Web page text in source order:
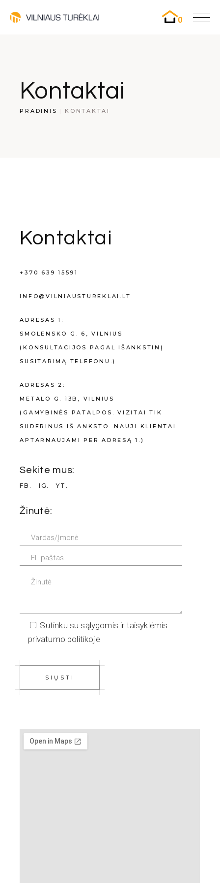
0
Kontaktai
PRADINIS KONTAKTAI
Kontaktai
+370 639 15591
INFO@VILNIAUSTUREKLAI.LT
ADRESAS 1:
SMOLENSKO G. 6 , VILNIUS
(KONSULTACIJOS PAGAL IŠANKSTINĮ
SUSITARIMĄ TELEFONU.)
ADRESAS 2:
METALO G. 13B, VILNIUS
(GAMYBINĖS PATALPOS. VIZITAI TIK
SUDERINUS IŠ ANKSTO. NAUJI KLIENTAI
APTARNAUJAMI PER ADRESĄ 1.)
Sekite mus:
FB. IG. YT.
Žinutė:
Sutinku su sąlygomis ir taisyklėmis
privatumo politikoje
SIŲSTI